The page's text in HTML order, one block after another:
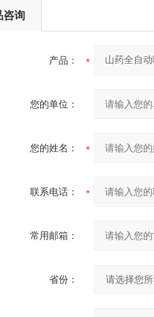
咨询
产品：
您的单位：
您的姓名：
联系电话：
常用邮箱：
省份：